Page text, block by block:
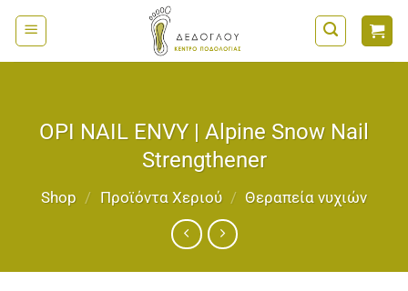
Μετάβαση
στο
περιεχόμενο
OPI NAIL ENVY | Alpine Snow Nail
Strengthener
Shop / Προϊόντα Χεριού / Θεραπεία νυχιών